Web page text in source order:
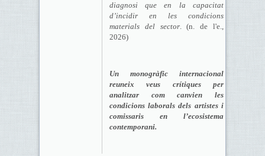
diagnosi que en la capacitat
d’incidir en les condicions
materials del sector. (n. de l'e.,
2026)
Un monogràfic internacional
reuneix veus crítiques per
analitzar com canvien les
condicions laborals dels artistes i
comissaris en l’ecosistema
contemporani.